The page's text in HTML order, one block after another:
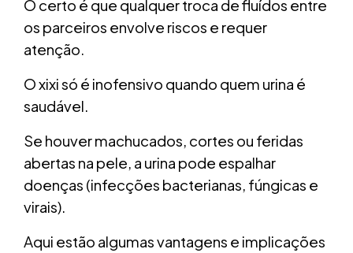
O certo é que qualquer troca de fluídos entre
os parceiros envolve riscos e requer
atenção.
O xixi só é inofensivo quando quem urina é
saudável.
Se houver machucados, cortes ou feridas
abertas na pele, a urina pode espalhar
doenças (infecções bacterianas, fúngicas e
virais).
Aqui estão algumas vantagens e implicações